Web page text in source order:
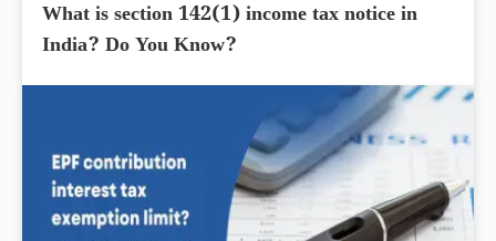
What is section 142(1) income tax notice in
India? Do You Know?